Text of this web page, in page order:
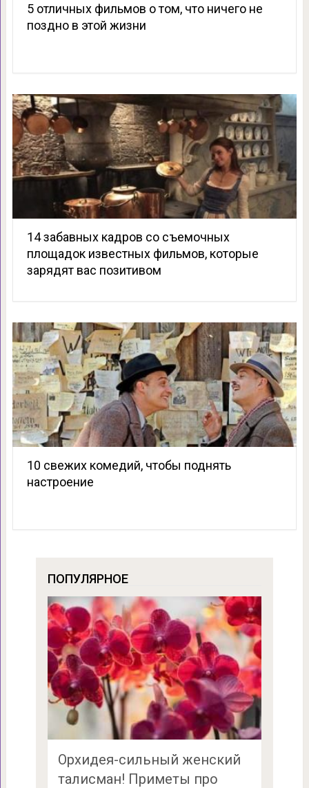
5 отличных фильмов о том, что ничего не
поздно в этой жизни
14 забавных кадров со съемочных
площадок известных фильмов, которые
зарядят вас позитивом
10 свежих комедий, чтобы поднять
настроение
ПОПУЛЯРНОЕ
Орхидея-сильный женский
талисман! Приметы про